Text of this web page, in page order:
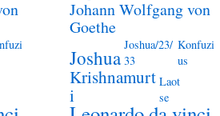
Johann Wolfgang von
Goethe
Joshua
Joshua/23/
33
Konfuzi
us
Krishnamurt
i
Laot
se